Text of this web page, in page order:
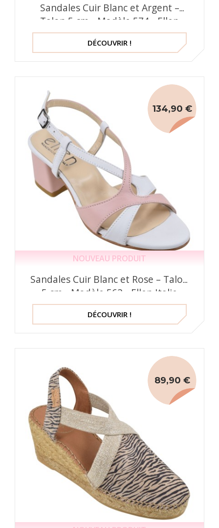
Sandales Cuir Blanc et Argent –
Talon 5 cm - Modèle 574 - Ellen
Italie
DÉCOUVRIR !
NOUVEAU PRODUIT
Sandales Cuir Blanc et Rose – Talon
5 cm - Modèle 562 - Ellen Italie
134,90 €
DÉCOUVRIR !
89,90 €